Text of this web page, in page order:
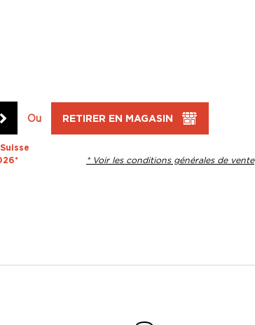
Ou RETIRER EN MAGASIN
* Voir les conditions générales de vente